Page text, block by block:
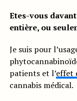
Etes-vous
entière, ou
Je suis pour
patients et l’effet
cannabis médical.